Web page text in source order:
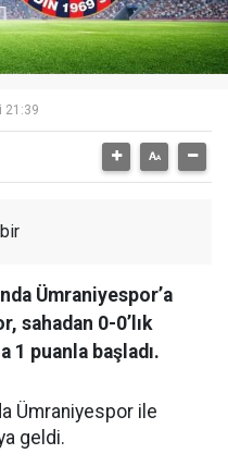
21:39
Ümraniyespor’a
sahadan 0-0’lık
1 puanla başladı.
Ümraniyespor ile
geldi.